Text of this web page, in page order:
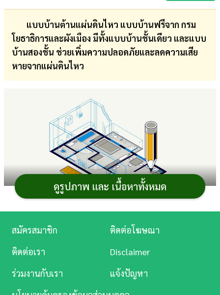
แบบบ้านต้านแผ่นดินไหว แบบบ้านฟรีจาก กรม
โยธาธิการและผังเมือง มีทั้งแบบบ้านชั้นเดียว และแบบ
บ้านสองชั้น ช่วยเพิ่มความปลอดภัยและลดความเสีย
หายจากแผ่นดินไหว
จากเหตุการณ์ แผ่นดินไหว สร้างความเสียหายทั้งชีวิต
และทรัพย์สินเป็นจำนวนมาก ซึ่งก่อนหน้านี้ทาง กรมโยธาธิ
แผ่นดินไหวออกมาให้ประชาชนที่อยู่ในพื้นที่เสี่ยงภัย
ดาวน์โหลดไปใช้สร้างบ้าน ทั้งแบบบ้าน แปลนบ้าน และราย
ดูรูปภาพ และ เนื้อหาทั้งหมด
ตรวจ
หวย
ผล
บอล
สด
บันเทิง
ดู
Music
สมัครสมาชิก
ติดต่อโฆษณา
ติดต่อเรา
Disclaimer
ร่วมงานกับเรา
แจ้งปัญหา